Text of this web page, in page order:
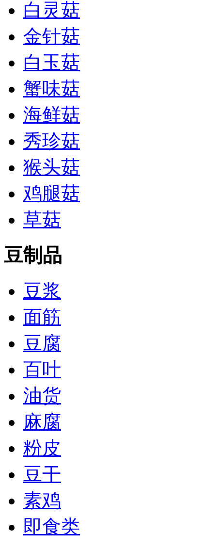
白灵菇
金针菇
白玉菇
蟹味菇
海鲜菇
秀珍菇
猴头菇
鸡腿菇
草菇
豆制品
豆浆
面筋
豆腐
百叶
油货
麻腐
粉皮
豆干
素鸡
即食类